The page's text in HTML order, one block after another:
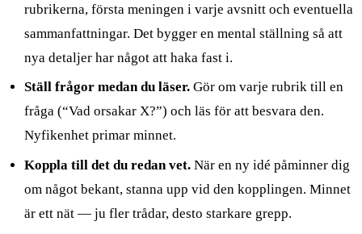
rubrikerna, första meningen i varje avsnitt och eventuella
sammanfattningar. Det bygger en mental ställning så att
nya detaljer har något att haka fast i.
Ställ frågor medan du läser. Gör om varje rubrik till en
fråga (“Vad orsakar X?”) och läs för att besvara den.
Nyfikenhet primar minnet.
Koppla till det du redan vet. När en ny idé påminner dig
om något bekant, stanna upp vid den kopplingen. Minnet
är ett nät — ju fler trådar, desto starkare grepp.